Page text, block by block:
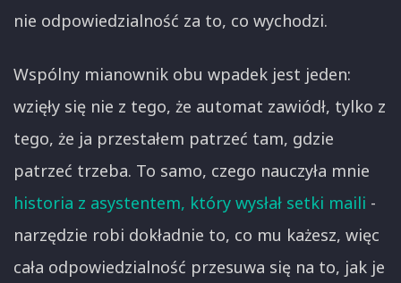
nie odpowiedzialność za to, co wychodzi.
Wspólny mianownik obu wpadek jest jeden:
wzięły się nie z tego, że automat zawiódł, tylko z
tego, że ja przestałem patrzeć tam, gdzie
patrzeć trzeba. To samo, czego nauczyła mnie
historia z asystentem, który wysłał setki maili -
narzędzie robi dokładnie to, co mu każesz, więc
cała odpowiedzialność przesuwa się na to, jak je